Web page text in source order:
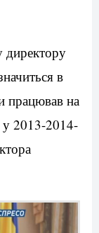
директору
в
працював на
у 2013-2014-